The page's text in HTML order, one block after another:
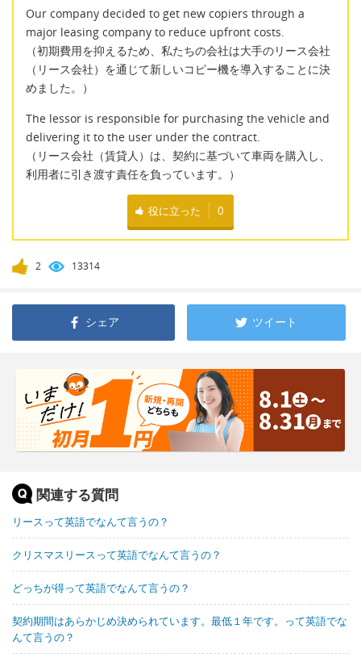
Our company decided to get new copiers through a
major leasing company to reduce upfront costs.
（初期費用を抑えるため、私たちの会社は大手のリース会社
（リース会社）を通じて新しいコピー機を導入することに決
めました。）
The lessor is responsible for purchasing the vehicle and
delivering it to the user under the contract.
（リース会社（賃貸人）は、契約に基づいて車両を購入し、
利用者に引き渡す責任を負っています。）
役に立った 0
2 13314
シェア ツイート
関連する質問
リースって英語でなんて言うの？
クリスマスリースって英語でなんて言うの？
どっちが得って英語でなんて言うの？
契約期間はあらかじめ決められています。最低１年です。って英語でな
んて言うの？